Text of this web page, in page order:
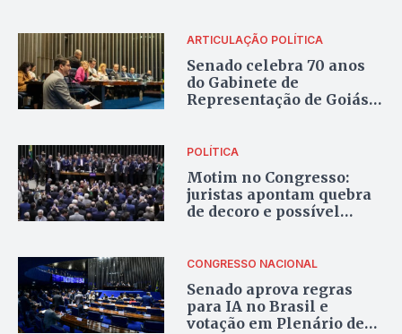
contra ministros do STF
ARTICULAÇÃO POLÍTICA
Senado celebra 70 anos
do Gabinete de
Representação de Goiás
POLÍTICA
Motim no Congresso:
juristas apontam quebra
de decoro e possível
CONGRESSO NACIONAL
Senado aprova regras
para IA no Brasil e
votação em Plenário deve